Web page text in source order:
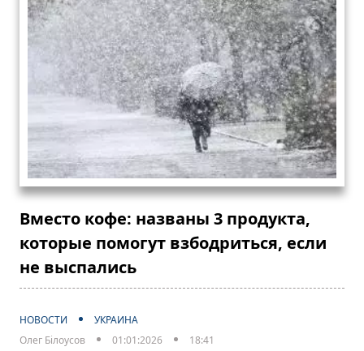
Вместо кофе: названы 3 продукта,
которые помогут взбодриться, если
не выспались
НОВОСТИ
УКРАИНА
Олег Білоусов
01:01:2026 18:41